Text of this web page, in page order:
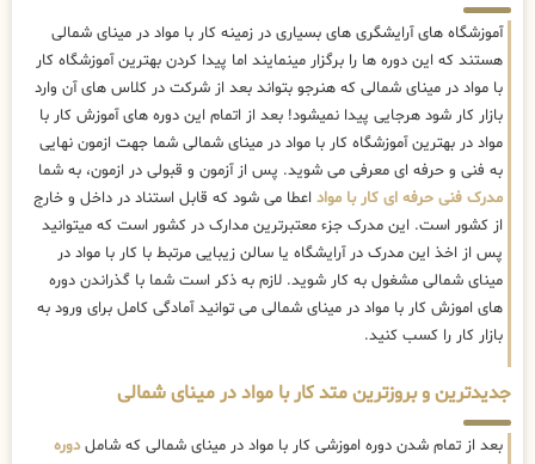
آموزشگاه های آرایشگری های بسیاری در زمینه کار با مواد در مینای شمالی
هستند که این دوره ها را برگزار مینمایند اما پیدا کردن بهترین آموزشگاه کار
با مواد در مینای شمالی که هنرجو بتواند بعد از شرکت در کلاس های آن وارد
بازار کار شود هرجایی پیدا نمیشود! بعد از اتمام این دوره های آموزش کار با
مواد در بهترین آموزشگاه کار با مواد در مینای شمالی شما جهت ازمون نهایی
به فنی و حرفه ای معرفی می شوید. پس از آزمون و قبولی در ازمون، به شما
مدرک فنی حرفه ای کار با مواد اعطا می شود که قابل استناد در داخل و خارج
از کشور است. این مدرک جزء معتبرترین مدارک در کشور است که میتوانید
پس از اخذ این مدرک در آرایشگاه یا سالن زیبایی مرتبط با کار با مواد در
مینای شمالی مشغول به کار شوید. لازم به ذکر است شما با گذراندن دوره
های اموزش کار با مواد در مینای شمالی می توانید آمادگی کامل برای ورود به
بازار کار را کسب کنید.
جدیدترین و بروزترین متد کار با مواد در مینای شمالی
بعد از تمام شدن دوره اموزشی کار با مواد در مینای شمالی که شاملدوره